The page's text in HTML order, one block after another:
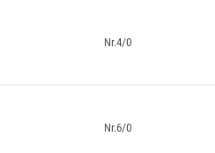
Nr.4/0
Nr.6/0